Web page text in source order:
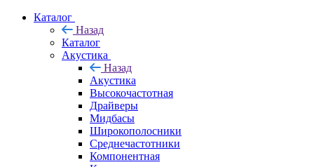
Каталог
Назад
Каталог
Акустика
Назад
Акустика
Высокочастотная
Драйверы
Мидбасы
Широкополосники
Среднечастотники
Компонентная